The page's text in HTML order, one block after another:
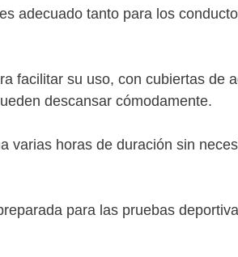
adecuado tanto para los
facilitar su uso, con cubiertas de
descansar cómodamente.
varias horas de duración sin
para las pruebas